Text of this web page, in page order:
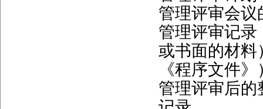
管理评审会议
管理评审记
或书面的材料
《程序文件
管理评审后